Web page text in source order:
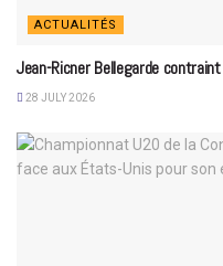
ACTUALITÉS
Jean-Ricner Bellegarde
28 JULY 2026